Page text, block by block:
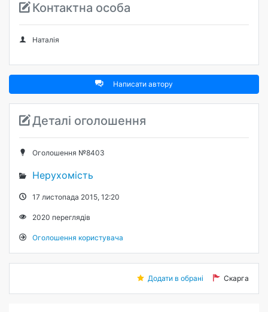
Контактна особа
Наталія
Написати автору
Деталі оголошення
Оголошення №8403
Нерухомість
17 листопада 2015, 12:20
2020 переглядів
Оголошення користувача
Скарга
Додати в обрані